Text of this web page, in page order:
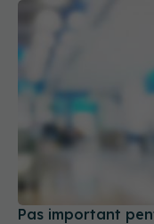
Pas important
Miercurea-Ciuc,
alături de mari